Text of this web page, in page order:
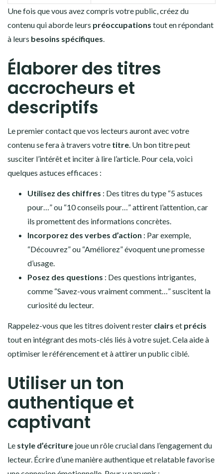
Une fois que vous avez compris votre public, créez du
contenu qui aborde leurs préoccupations tout en répondant
à leurs besoins spécifiques.
Élaborer des titres
accrocheurs et
descriptifs
Le premier contact que vos lecteurs auront avec votre
contenu se fera à travers votre titre. Un bon titre peut
susciter l’intérêt et inciter à lire l’article. Pour cela, voici
quelques astuces efficaces :
Utilisez des chiffres : Des titres du type “5 astuces
pour…” ou “10 conseils pour…” attirent l’attention, car
ils promettent des informations concrètes.
Incorporez des verbes d’action : Par exemple,
“Découvrez” ou “Améliorez” évoquent une promesse
d’usage.
Posez des questions : Des questions intrigantes,
comme “Savez-vous vraiment comment…” suscitent la
curiosité du lecteur.
Rappelez-vous que les titres doivent rester clairs et précis
tout en intégrant des mots-clés liés à votre sujet. Cela aide à
optimiser le référencement et à attirer un public ciblé.
Utiliser un ton
authentique et
captivant
Le style d’écriture joue un rôle crucial dans l’engagement du
lecteur. Écrire d’une manière authentique et relatable favorise